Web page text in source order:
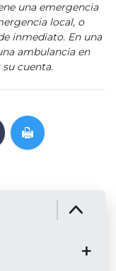
una emergencia
local, o
inmediato. En una
ambulancia en
cuenta.